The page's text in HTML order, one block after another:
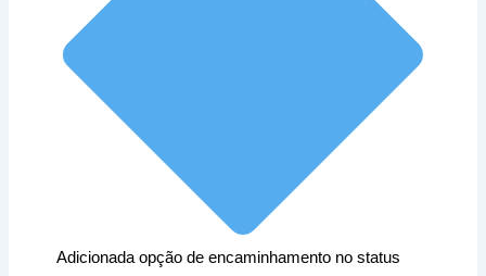
Adicionada opção de encaminhamento no status